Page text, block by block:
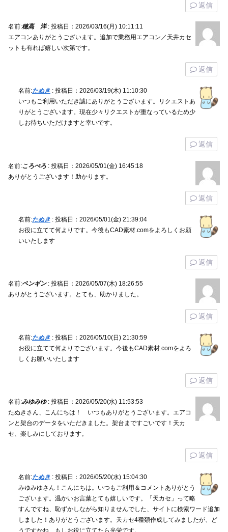
返信
名前:穂高 洋: 投稿日：2026/03/16(月) 10:11:11
エアコンありがとうございます。追加で業務用エアコン／天井カセ
ットも有れば嬉しい次第です。
返信
名前:たぬき : 投稿日：2026/03/19(木) 11:10:30
いつもご利用いただき誠にありがとうございます。リクエストあ
りがとうございます。現在少々リクエストが重なっているため少
しお待ちいただけますと幸いです。
返信
名前:ころぺろ : 投稿日：2026/05/01(金) 16:45:18
ありがとうございます！助かります。
返信
名前:たぬき : 投稿日：2026/05/01(金) 21:39:04
お役に立てて何よりです。今後もCAD素材.comをよろしくお願
いいたします
返信
名前:ペンギン: 投稿日：2026/05/07(木) 18:26:55
ありがとうございます。とても、助かりました。
返信
名前:たぬき : 投稿日：2026/05/10(日) 21:30:59
お役に立てて何よりでございます。今後もCAD素材.comをよろ
しくお願いいたします
返信
名前:みゆみゆ: 投稿日：2026/05/20(水) 11:53:53
たぬきさん、こんにちは！ いつもありがとうございます。エアコ
ンと架台のデータをいただきました。架台まですごいです！天カ
セ、楽しみにしております。
返信
名前:たぬき : 投稿日：2026/05/20(水) 15:04:30
みゆみゆさん！こんにちは。いつもご利用＆コメントありがとう
ございます。温かいお言葉とても嬉しいです。「天カセ」って略
すんですね、恥ずかしながら知りませんでした、サイトに検索ワード追加
しました！ありがとうございます。天カセ4種類作成してみましたが、ど
うですかね、もしお役に立てたら光栄です。